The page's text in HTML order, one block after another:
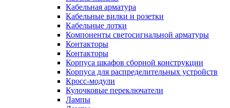
Кабельная арматура
Кабельные вилки и розетки
Кабельные лотки
Компоненты светосигнальной арматуры
Контакторы
Контакторы
Корпуса шкафов сборной конструкции
Корпуса для распределительных устройств
Кросс-модули
Кулочковые переключатели
Лампы